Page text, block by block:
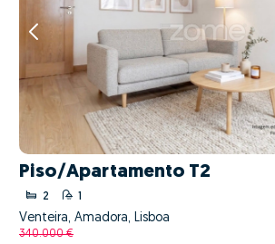
Piso/Apartamento T2
2 1
Venteira, Amadora, Lisboa
340.000 €